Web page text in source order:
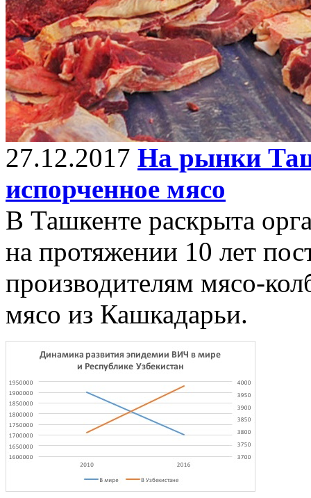
27.12.2017 На рынки
испорченное мясо
В Ташкенте раскрыта
на протяжении 10 лет
производителям мясо-
мясо из Кашкадарьи.